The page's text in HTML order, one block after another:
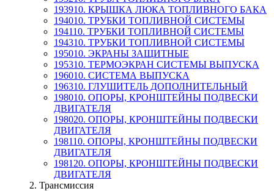
193910. КРЫШКА ЛЮКА ТОПЛИВНОГО БАКА
194010. ТРУБКИ ТОПЛИВНОЙ СИСТЕМЫ
194110. ТРУБКИ ТОПЛИВНОЙ СИСТЕМЫ
194310. ТРУБКИ ТОПЛИВНОЙ СИСТЕМЫ
195010. ЭКРАНЫ ЗАЩИТНЫЕ
195310. ТЕРМОЭКРАН СИСТЕМЫ ВЫПУСКА
196010. СИСТЕМА ВЫПУСКА
196310. ГЛУШИТЕЛЬ ДОПОЛНИТЕЛЬНЫЙ
198010. ОПОРЫ, КРОНШТЕЙНЫ ПОДВЕСКИ
ДВИГАТЕЛЯ
198020. ОПОРЫ, КРОНШТЕЙНЫ ПОДВЕСКИ
ДВИГАТЕЛЯ
198110. ОПОРЫ, КРОНШТЕЙНЫ ПОДВЕСКИ
ДВИГАТЕЛЯ
198120. ОПОРЫ, КРОНШТЕЙНЫ ПОДВЕСКИ
ДВИГАТЕЛЯ
2. Трансмиссия